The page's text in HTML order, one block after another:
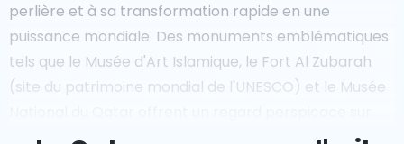
perlière et à sa transformation rapide en une
puissance mondiale. Des monuments emblématiques
tels que le Musée d'Art Islamique, le Fort Al Zubarah
(site du patrimoine mondial de l'UNESCO) et le Musée
l'évolution de la nation.Le mélange unique de tradition